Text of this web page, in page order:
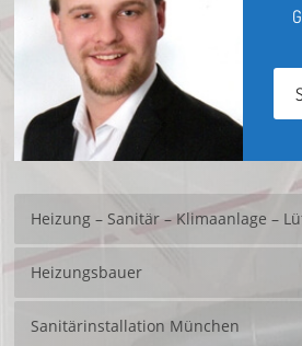
Heizung – Sanitär – Klimaanlage –
Heizungsbauer
Sanitärinstallation München